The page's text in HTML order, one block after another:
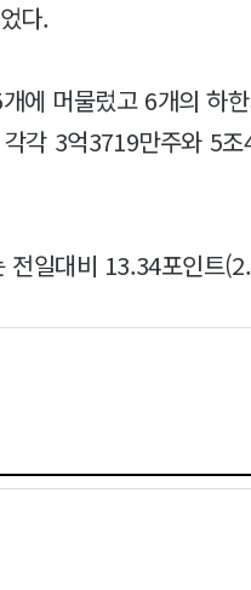
다.
에 머물렀고 6개의 하
각 3억3719만주와 5
전일대비 13.34포인트